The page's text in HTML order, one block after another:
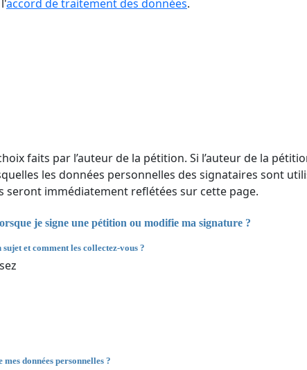
accord de traitement des données.
faits par l’auteur de la pétition. Si l’auteur de la
les données personnelles des signataires sont
seront immédiatement reflétées sur cette page.
je signe une pétition ou modifie ma signature ?
et comment les collectez-vous ?
données personnelles ?